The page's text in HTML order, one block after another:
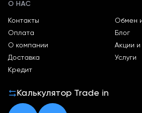
О НАС
Контакты
Оплата
О компании
Доставка
Кредит
Обмен
Блог
Акции и
Услуги
Калькулятор Trade in